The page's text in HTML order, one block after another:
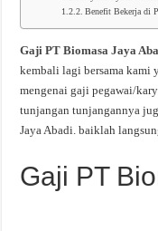
Benefit Bekerja di
Gaji PT Biomasa Jaya
kembali lagi bersama kami
mengenai gaji pegawai/
tunjangan tunjangannya
Jaya Abadi. baiklah
Gaji PT